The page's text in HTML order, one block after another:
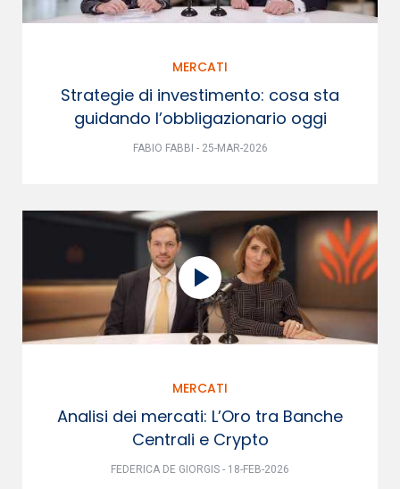
MERCATI
Strategie di investimento: cosa sta
guidando l’obbligazionario oggi
FABIO FABBI - 25-MAR-2026
MERCATI
Analisi dei mercati: L’Oro tra Banche
Centrali e Crypto
FEDERICA DE GIORGIS - 18-FEB-2026